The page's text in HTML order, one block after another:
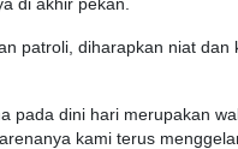
di akhir pekan.
patroli, diharapkan niat
pada dini hari merupakan
kami terus